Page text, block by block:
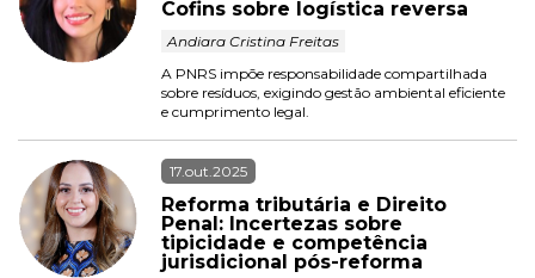
Cofins sobre logística reversa
Andiara Cristina Freitas
A PNRS impõe responsabilidade compartilhada
sobre resíduos, exigindo gestão ambiental eficiente
e cumprimento legal.
17.out.2025
Reforma tributária e Direito
Penal: Incertezas sobre
tipicidade e competência
jurisdicional pós-reforma